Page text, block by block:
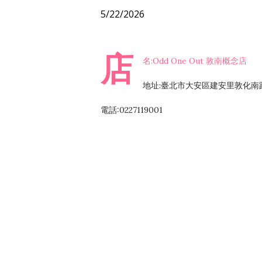
5/22/2026
店 名:Odd One Out 敦南概念店
地址:臺北市大安區建安里敦化南
電話:0227119001